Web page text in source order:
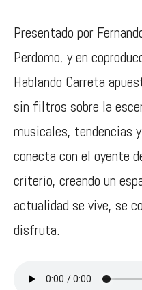
Presentado por
Perdomo, y en
Hablando Carreta
sin filtros sobre la
musicales, tendencias
conecta con el oyente
criterio, creando un
actualidad se vive, se
disfruta.